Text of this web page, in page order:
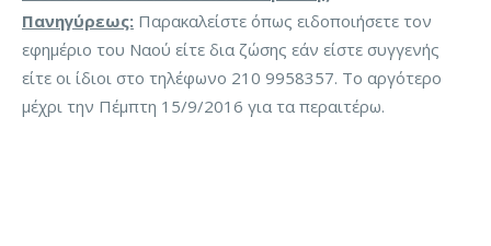
Πανηγύρεως: Παρακαλείστε όπως ειδοποιήσετε τον
εφημέριο του Ναού είτε δια ζώσης εάν είστε συγγενής
είτε οι ίδιοι στο τηλέφωνο 210 9958357. Το αργότερο
μέχρι την Πέμπτη 15/9/2016 για τα περαιτέρω.